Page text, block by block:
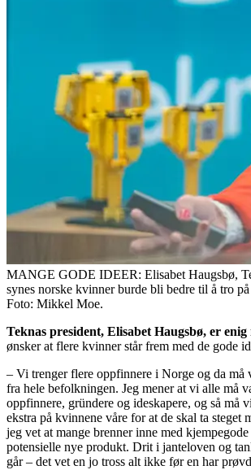
MANGE GODE IDEER: Elisabet Haugsbø,
synes norske kvinner burde bli bedre til å tro på
Foto: Mikkel Moe.
Teknas president, Elisabet Haugsbø, er enig
ønsker at flere kvinner står frem med de gode
– Vi trenger flere oppfinnere i Norge og da må
fra hele befolkningen. Jeg mener at vi alle må
oppfinnere, gründere og ideskapere, og så må
ekstra på kvinnene våre for at de skal ta steget
jeg vet at mange brenner inne med
potensielle nye produkt. Drit i janteloven og
går – det vet en jo tross alt ikke før en har